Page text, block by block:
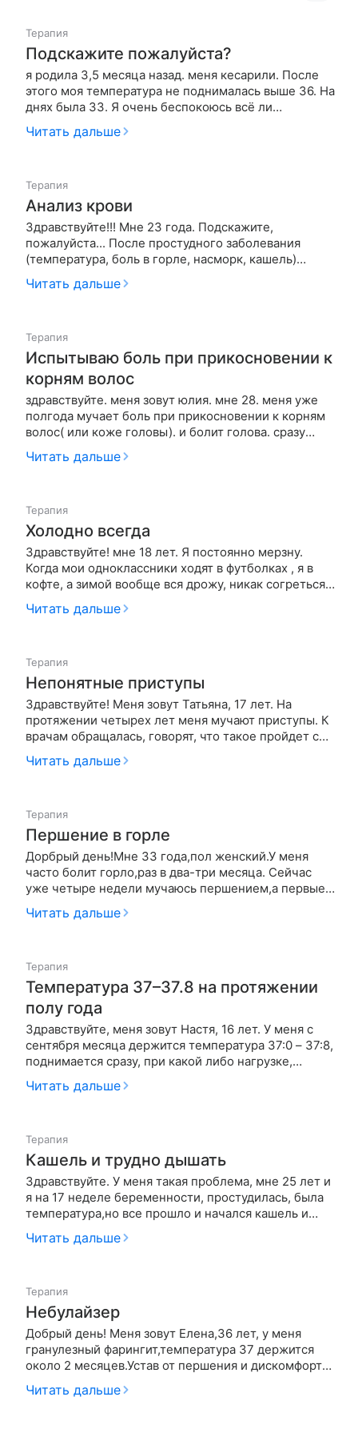
Терапия
Подскажите пожалуйста?
я родила 3,5 месяца назад. меня кесарили. После
этого моя температура не поднималась выше 36. На
днях была 33. Я очень беспокоюсь всё ли
нормально?
Читать дальше
Терапия
Анализ крови
Здравствуйте!!! Мне 23 года. Подскажите,
пожалуйста... После простудного заболевания
(температура, боль в горле, насморк, кашель)
(возможно грипп) сдала анализ крови. Результаты
все в норме..., кроме некоторых показателей:
Читать дальше
Терапия
Испытываю боль при прикосновении к
корням волос
здравствуйте. меня зовут юлия. мне 28. меня уже
полгода мучает боль при прикосновении к корням
волос( или коже головы). и болит голова. сразу
скажу у меня давление 130 / 100. пью лекарства от
давления, но голова при этом не проходит. уже
Читать дальше
Терапия
Холодно всегда
Здравствуйте! мне 18 лет. Я постоянно мерзну.
Когда мои одноклассники ходят в футболках , я в
кофте, а зимой вообще вся дрожу, никак согреться
не могу. Ноги замерзают до такой степени, что
когда встаю, испытываю острую боль и не чувствую
Читать дальше
Терапия
Непонятные приступы
Здравствуйте! Меня зовут Татьяна, 17 лет. На
протяжении четырех лет меня мучают приступы. К
врачам обращалась, говорят, что такое пройдет с
возрастом. Невролог поставила диагноз ВСД,
выписывала только витамины В 12 и не
Читать дальше
Терапия
Першение в горле
Дорбрый день!Мне 33 года,пол женский.У меня
часто болит горло,раз в два-три месяца. Сейчас
уже четыре недели мучаюсь першением,а первые
две недели оно болело,было больно глотать. Лор
поставил диагноз хронический катаральный
ходила…
Читать дальше
Терапия
Температура 37–37.8 на протяжении
полу года
Здравствуйте, меня зовут Настя, 16 лет. У меня с
сентября месяца держится температура 37:0 – 37:8,
поднимается сразу, при какой либо нагрузке,
сопровождается усталостью, стоит мне выйти к
примеру в магазин, как сразу чувствую ужасную
Читать дальше
Терапия
Кашель и трудно дышать
Здравствуйте. У меня такая проблема, мне 25 лет и
я на 17 неделе беременности, простудилась, была
температура,но все прошло и начался кашель и
трудно дышать.Ходила к врачу, она послушала и все
чисто.. но мне от этого не легче выписали таблетки
Читать дальше
Терапия
Небулайзер
Добрый день! Меня зовут Елена,36 лет, у меня
гранулезный фарингит,температура 37 держится
около 2 месяцев.Устав от першения и дискомфорта
в горле я купила вчера небулайзер,Омрон 28,У меня
вопрос: чем можно проводить ингаляции при
Читать дальше